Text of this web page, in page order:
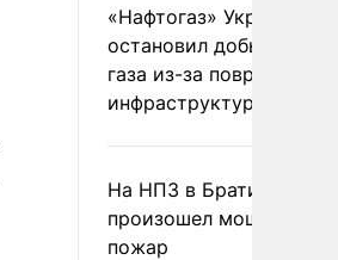
«Нафтогаз» Украины
остановил добычу
газа из-за повреждения
инфраструктуры
На НПЗ в Братиславе
произошел мощный
пожар